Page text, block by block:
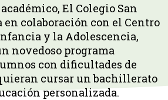
El Colegio San
en colaboración con el Centro
y la Adolescencia,
novedoso programa
con dificultades de
cursar un bachillerato
personalizada.